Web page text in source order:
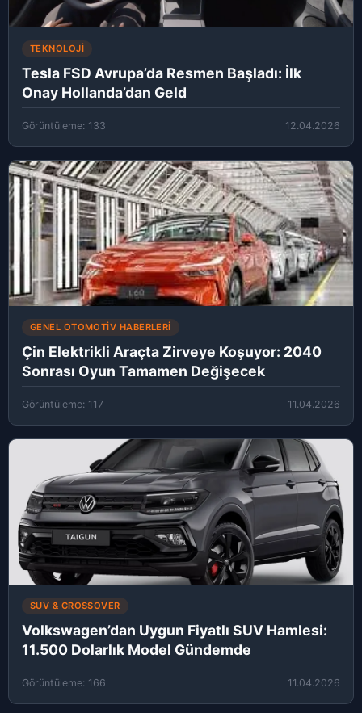
TEKNOLOJI
Tesla FSD Avrupa’da Resmen Başladı: İlk
Onay Hollanda’dan Geld
Görüntüleme: 133 12.04.2026
GENEL OTOMOTIV HABERLERI
Çin Elektrikli Araçta Zirveye Koşuyor: 2040
Sonrası Oyun Tamamen Değişecek
Görüntüleme: 117 11.04.2026
SUV & CROSSOVER
Volkswagen’dan Uygun Fiyatlı SUV Hamlesi:
11.500 Dolarlık Model Gündemde
Görüntüleme: 166 11.04.2026